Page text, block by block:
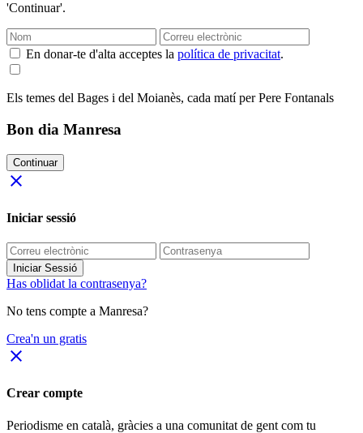
'Continuar'.
En donar-te d'alta acceptes la política de privacitat.
Els temes del Bages i del Moianès, cada matí per Pere Fontanals
Bon dia Manresa
Continuar
close
Iniciar sessió
Iniciar Sessió
Has oblidat la contrasenya?
No tens compte a Manresa?
Crea'n un gratis
close
Crear compte
Periodisme en català, gràcies a una comunitat de gent com tu